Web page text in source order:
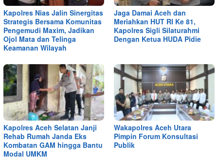
Kapolres Nias Jalin Sinergitas
Strategis Bersama Komunitas
Pengemudi Maxim, Jadikan
Ojol Mata dan Telinga
Keamanan Wilayah
Jaga Damai Aceh dan
Meriahkan HUT RI Ke 81,
Kapolres Sigli Silaturahmi
Dengan Ketua HUDA Pidie
Kapolres Aceh Selatan Janji
Rehab Rumah Janda Eks
Kombatan GAM hingga Bantu
Modal UMKM
Wakapolres Aceh Utara
Pimpin Forum Konsultasi
Publik